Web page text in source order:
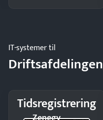
IT-systemer til
Driftsafdelingen
Tidsregistrering